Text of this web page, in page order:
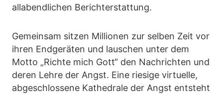
allabendlichen Berichterstattung.
Gemeinsam sitzen Millionen zur selben Zeit vor
ihren Endgeräten und lauschen unter dem
Motto „Richte mich Gott“ den Nachrichten und
deren Lehre der Angst. Eine riesige virtuelle,
abgeschlossene Kathedrale der Angst entsteht